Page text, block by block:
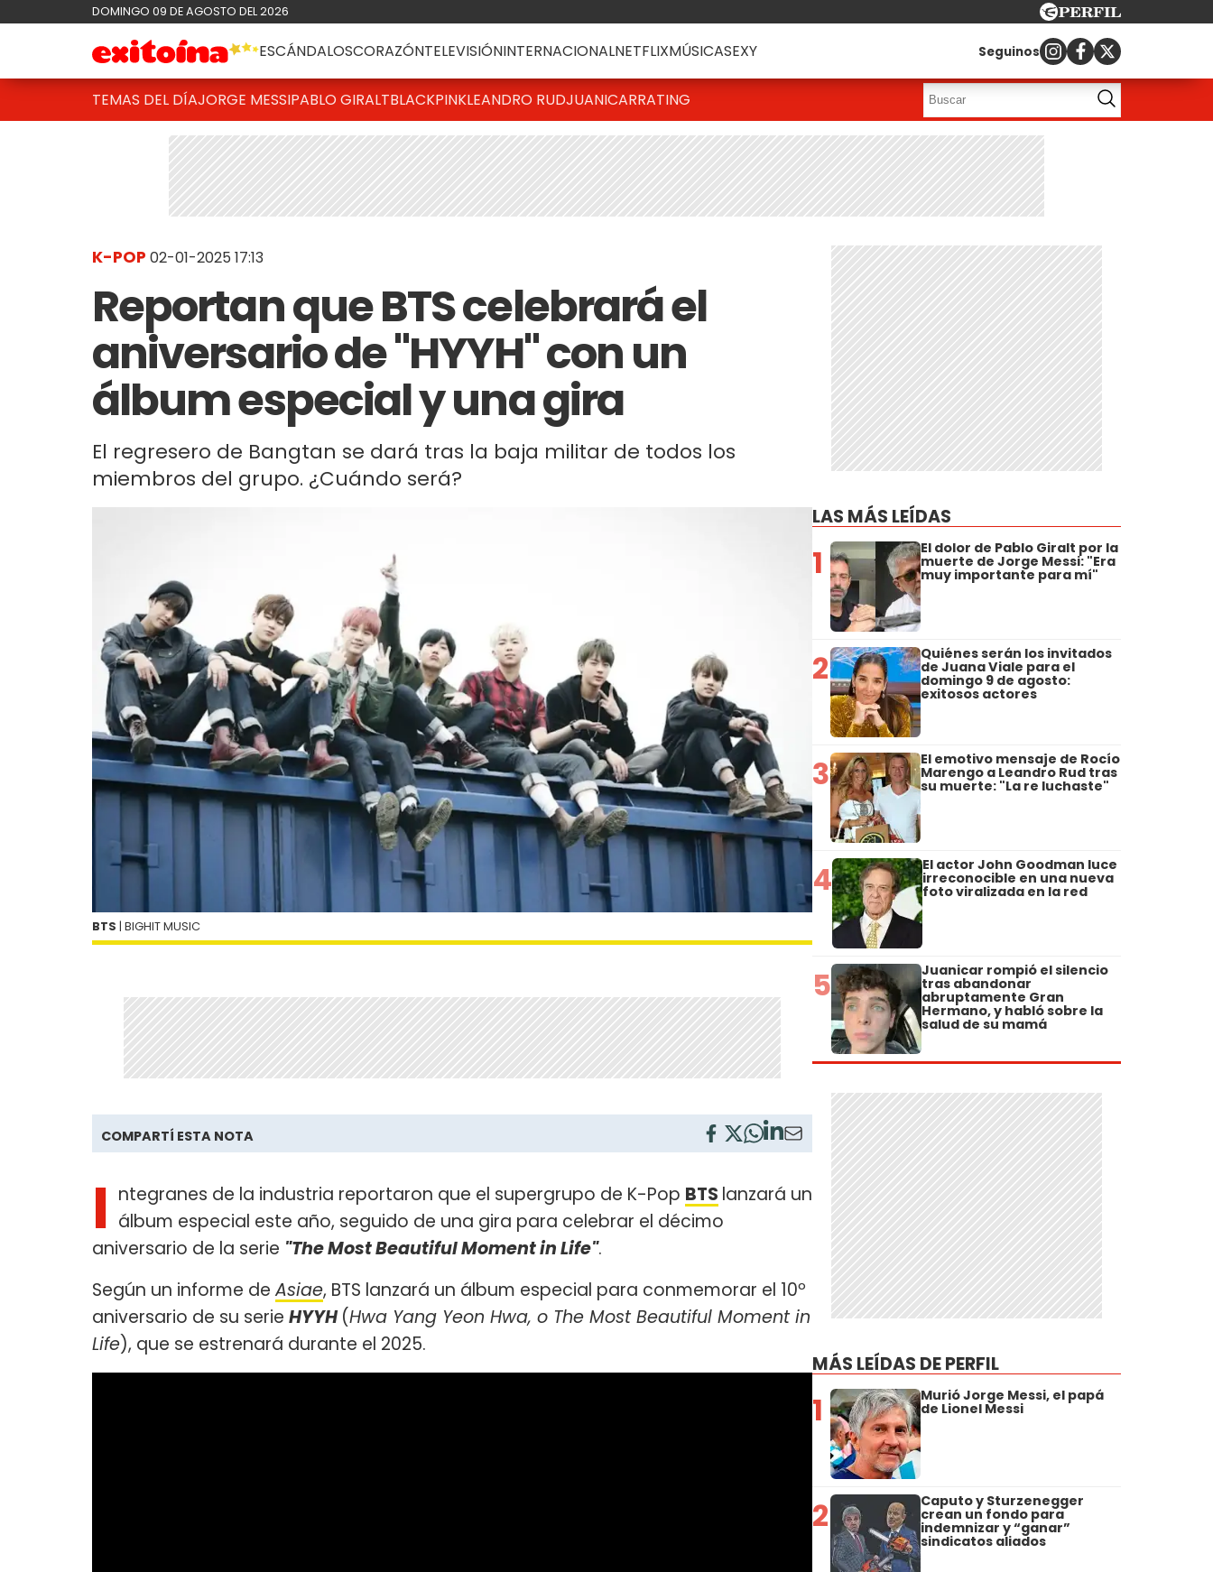
DOMINGO 09 DE AGOSTO DEL 2026
ESCÁNDALOSCORAZÓNTELEVISIÓNINTERNACIONALNETFLIXMÚSICASEXY Seguinos
TEMAS DEL DÍAJORGE MESSIPABLO GIRALTBLACKPINKLEANDRO RUDJUANICARRATING
K-POP 02-01-2025 17:13
Reportan que BTS celebrará el
aniversario de "HYYH" con un
álbum especial y una gira
El regresero de Bangtan se dará tras la baja militar de todos los
miembros del grupo. ¿Cuándo será?
BTS | BIGHIT MUSIC
COMPARTÍ ESTA NOTA
I ntegranes de la industria reportaron que el supergrupo de K-Pop BTS lanzará un
álbum especial este año, seguido de una gira para celebrar el décimo
aniversario de la serie "The Most Beautiful Moment in Life".
Según un informe deAsiae, BTS lanzará un álbum especial para conmemorar el 10º
aniversario de su serie HYYH(Hwa Yang Yeon Hwa, o The Most Beautiful Moment in
Life), que se estrenará durante el 2025.
LAS MÁS LEÍDAS
1 El dolor de Pablo Giralt por la
muerte de Jorge Messi: "Era
muy importante para mí"
2 Quiénes serán los invitados
de Juana Viale para el
domingo 9 de agosto:
exitosos actores
3 El emotivo mensaje de Rocío
Marengo a Leandro Rud tras
su muerte: "La re luchaste"
4 El actor John Goodman luce
irreconocible en una nueva
foto viralizada en la red
5 Juanicar rompió el silencio
tras abandonar
abruptamente Gran
Hermano, y habló sobre la
salud de su mamá
MÁS LEÍDAS DE PERFIL
1 Murió Jorge Messi, el papá
de Lionel Messi
2 Caputo y Sturzenegger
crean un fondo para
indemnizar y “ganar”
sindicatos aliados